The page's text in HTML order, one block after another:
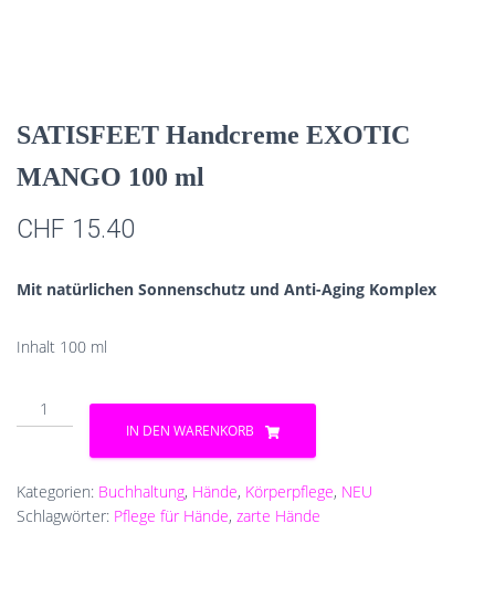
SATISFEET Handcreme EXOTIC
MANGO 100 ml
CHF 15.40
Mit natürlichen Sonnenschutz und Anti-Aging Komplex
Inhalt 100 ml
SATISFEET
Handcreme
100
ml
Menge
IN DEN WARENKORB
Kategorien: Buchhaltung, Hände, Körperpflege, NEU
Schlagwörter: Pflege für Hände, zarte Hände